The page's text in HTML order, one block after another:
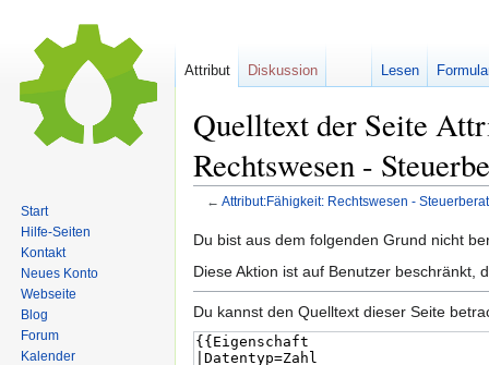
Quelltext der Seite
Rechtswesen -
← Attribut:Fähigkeit: Rechtswesen -
Zur
Navigation
Zur
Suche
Du bist aus dem folgenden Grund nicht
Diese Aktion ist auf Benutzer beschränkt,
Du kannst den Quelltext dieser Seite
Attribut Diskussion Lesen
Start
Hilfe-Seiten
Kontakt
Neues Konto
Webseite
Blog
Forum
Kalender